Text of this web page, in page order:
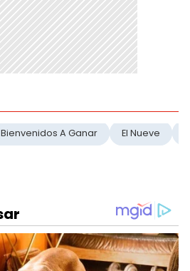
Bienvenidos A Ganar El Nueve